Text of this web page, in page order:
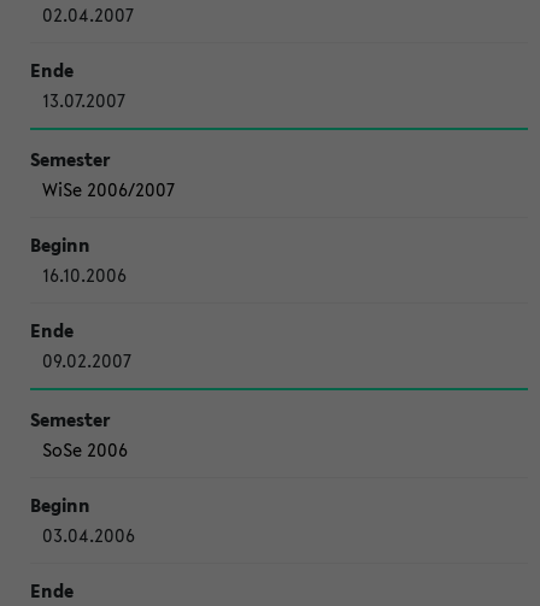
02.04.2007
13.07.2007
WiSe 2006/2007
16.10.2006
09.02.2007
SoSe 2006
03.04.2006